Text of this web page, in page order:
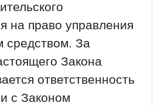
на право управления
средством. За
Закона
ответственность
с Законом